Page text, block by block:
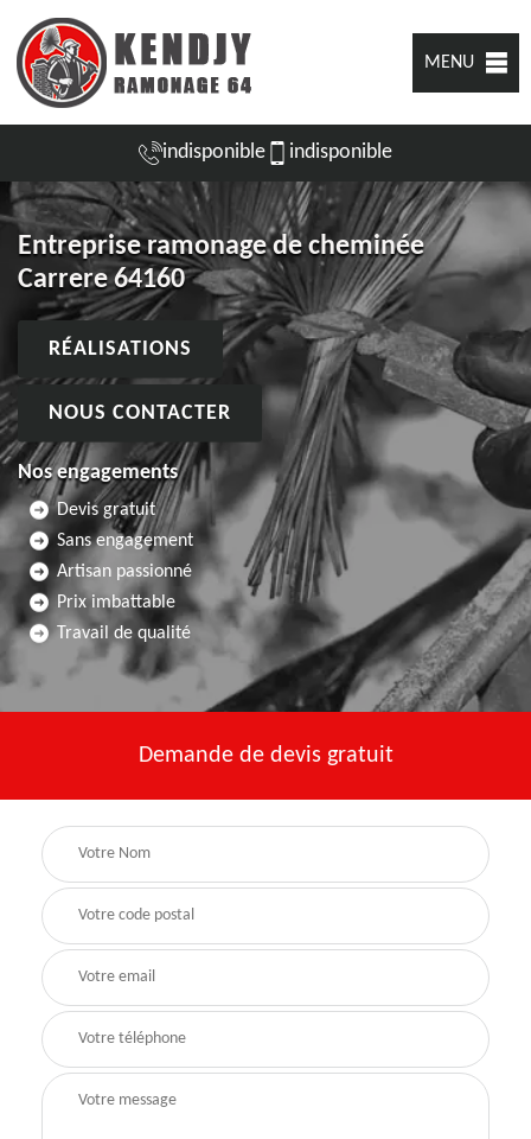
MENU
indisponible indisponible
Entreprise ramonage de cheminée
Carrere 64160
RÉALISATIONS
NOUS CONTACTER
Nos engagements
Devis gratuit
Sans engagement
Artisan passionné
Prix imbattable
Travail de qualité
Demande de devis gratuit